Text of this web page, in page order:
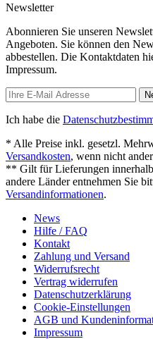
Newsletter
Abonnieren Sie unseren
Angeboten. Sie können den
abbestellen. Die Kontaktdaten
Impressum.
Ich habe die
* Alle Preise inkl. gesetzl.
Versandkosten, wenn nicht
** Gilt für Lieferungen
andere Länder entnehmen Sie
Versandinformationen.
News
Hilfe / FAQ
Kontakt
Zahlung und Versand
Widerrufsrecht
Vertrag widerrufen
Datenschutzerklärung
Cookie-Einstellungen
AGB und
Impressum